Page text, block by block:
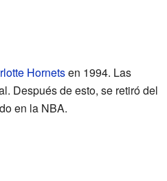
Hornetsen 1994. Las
Después de esto, se retiró del
en la NBA.